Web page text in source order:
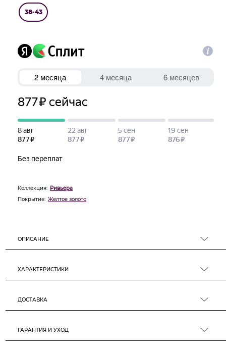
38-43
Коллекция: Ривьера
Покрытие: Желтое золото
ОПИСАНИЕ
ХАРАКТЕРИСТИКИ
ДОСТАВКА
ГАРАНТИЯ И УХОД